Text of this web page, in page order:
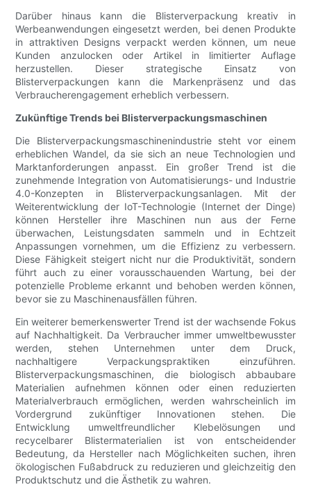
Darüber hinaus kann die Blisterverpackung kreativ in
Werbeanwendungen eingesetzt werden, bei denen Produkte
in attraktiven Designs verpackt werden können, um neue
Kunden anzulocken oder Artikel in limitierter Auflage
herzustellen. Dieser strategische Einsatz von
Blisterverpackungen kann die Markenpräsenz und das
Verbraucherengagement erheblich verbessern.
Zukünftige Trends bei Blisterverpackungsmaschinen
Die Blisterverpackungsmaschinenindustrie steht vor einem
erheblichen Wandel, da sie sich an neue Technologien und
Marktanforderungen anpasst. Ein großer Trend ist die
zunehmende Integration von Automatisierungs- und Industrie
4.0-Konzepten in Blisterverpackungsanlagen. Mit der
Weiterentwicklung der IoT-Technologie (Internet der Dinge)
können Hersteller ihre Maschinen nun aus der Ferne
überwachen, Leistungsdaten sammeln und in Echtzeit
Anpassungen vornehmen, um die Effizienz zu verbessern.
Diese Fähigkeit steigert nicht nur die Produktivität, sondern
führt auch zu einer vorausschauenden Wartung, bei der
potenzielle Probleme erkannt und behoben werden können,
bevor sie zu Maschinenausfällen führen.
Ein weiterer bemerkenswerter Trend ist der wachsende Fokus
auf Nachhaltigkeit. Da Verbraucher immer umweltbewusster
werden, stehen Unternehmen unter dem Druck,
nachhaltigere Verpackungspraktiken einzuführen.
Blisterverpackungsmaschinen, die biologisch abbaubare
Materialien aufnehmen können oder einen reduzierten
Materialverbrauch ermöglichen, werden wahrscheinlich im
Vordergrund zukünftiger Innovationen stehen. Die
Entwicklung umweltfreundlicher Klebelösungen und
recycelbarer Blistermaterialien ist von entscheidender
Bedeutung, da Hersteller nach Möglichkeiten suchen, ihren
ökologischen Fußabdruck zu reduzieren und gleichzeitig den
Produktschutz und die Ästhetik zu wahren.